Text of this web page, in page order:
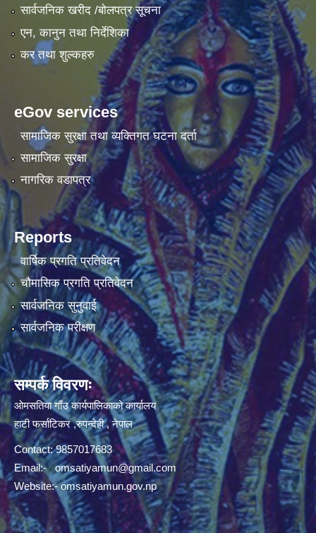
सार्वजनिक खरीद /बोलपत्र सूचना
एन, कानुन तथा निर्देशिका
कर तथा शुल्कहरु
eGov services
सामाजिक सुरक्षा तथा व्यक्तिगत घटना दर्ता
सामाजिक सुरक्षा
नागरिक वडापत्र
Reports
वार्षिक प्रगति प्रतिवेदन
चौमासिक प्रगति प्रतिवेदन
सार्वजनिक सुनुवाई
सार्वजनिक परीक्षण
सम्पर्क विवरणः
ओमसतिया गाँउ कार्यपालिकाको कार्यालय
हाटी फर्साटिकर ,रुपन्देही , नेपाल
Contact: 9857017683
Email:-omsatiyamun@gmail.com
Website:- omsatiyamun.gov.np